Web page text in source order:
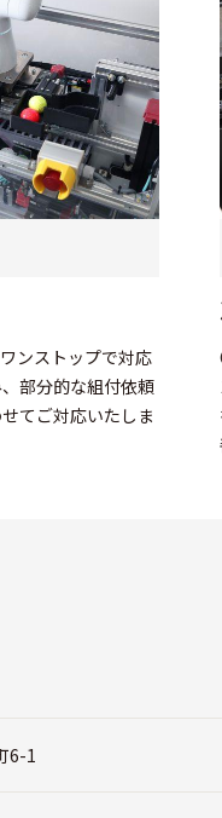
ンストップで対応
部分的な組付依頼
てご対応いたしま
6-1